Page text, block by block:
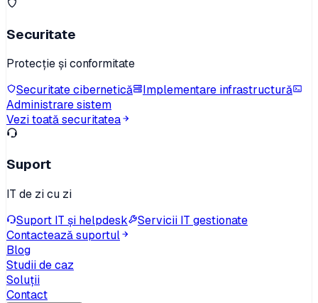
Securitate
Protecție și conformitate
Securitate cibernetică
Implementare infrastructură
Administrare sistem
Vezi toată securitatea
Suport
IT de zi cu zi
Suport IT și helpdesk
Servicii IT gestionate
Contactează suportul
Blog
Studii de caz
Soluții
Contact